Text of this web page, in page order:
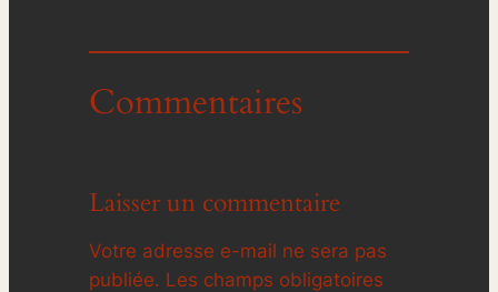
Commentaires
Laisser un commentaire
Votre adresse e-mail ne sera pas
publiée. Les champs obligatoires